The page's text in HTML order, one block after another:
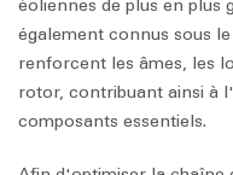
éoliennes de plus en plus
également connus sous
renforcent les âmes, les
rotor, contribuant ainsi à
composants essentiels.